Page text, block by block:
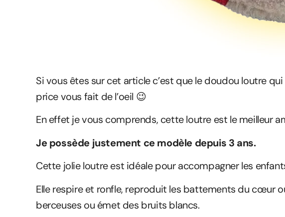
Si vous êtes sur cet article c’est que le doudou loutre
price vous fait de l’oeil 😉
En effet je vous comprends, cette loutre est le meilleur
Je possède justement ce modèle depuis 3 ans.
Cette jolie loutre est idéale pour accompagner les
Elle respire et ronfle, reproduit les battements du cœur
berceuses ou émet des bruits blancs.